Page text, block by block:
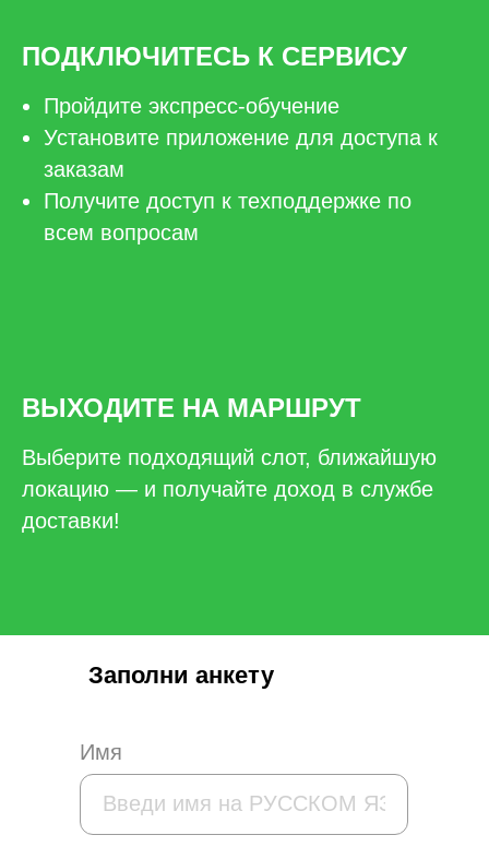
ПОДКЛЮЧИТЕСЬ К СЕРВИСУ
Пройдите экспресс-обучение
Установите приложение для доступа к
заказам
Получите доступ к техподдержке по
всем вопросам
ВЫХОДИТЕ НА МАРШРУТ
Выберите подходящий слот, ближайшую
локацию — и получайте доход в службе
доставки!
Заполни анкету
Имя